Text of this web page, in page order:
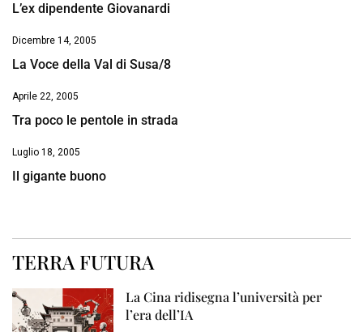
L’ex dipendente Giovanardi
Dicembre 14, 2005
La Voce della Val di Susa/8
Aprile 22, 2005
Tra poco le pentole in strada
Luglio 18, 2005
Il gigante buono
TERRA FUTURA
La Cina ridisegna l’università per
l’era dell’IA